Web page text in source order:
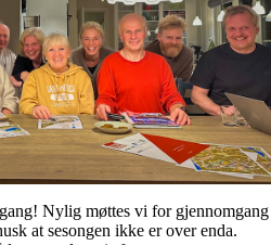
Nylig møttes vi for gjennomgang
at sesongen ikke er over enda.